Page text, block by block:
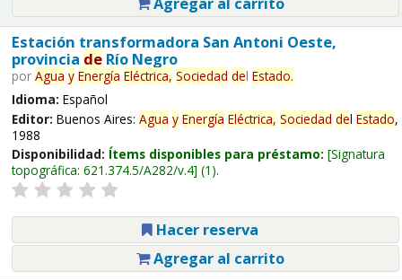
Estación transformadora San Antoni Oeste,
provincia deRío Negro
por Agua y Energía Eléctrica, Sociedad del Estado.
Idioma: Español
Editor: Buenos Aires: Agua y Energía Eléctrica, Sociedad del Estado,
1988
Disponibilidad: Ítems disponibles para préstamo: Signatura
topográfica: 621.374.5/A282/v.4 (1).
Hacer reserva
Agregar al carrito